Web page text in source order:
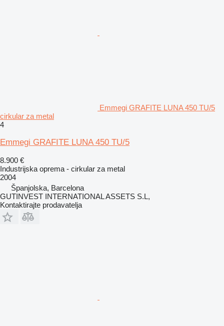
Emmegi GRAFITE LUNA 450 TU/5
cirkular za metal
4
Emmegi GRAFITE LUNA 450 TU/5
8.900 €
Industrijska oprema - cirkular za metal
2004
Španjolska, Barcelona
GUTINVEST INTERNATIONAL ASSETS S.L,
Kontaktirajte prodavatelja